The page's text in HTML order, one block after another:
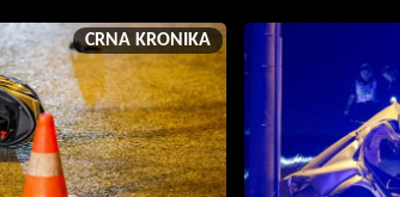
CRNA KRONIKA